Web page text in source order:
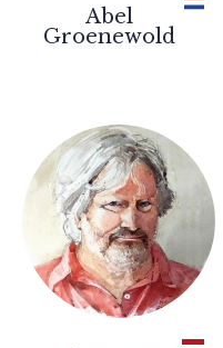
Abel
Groenewold